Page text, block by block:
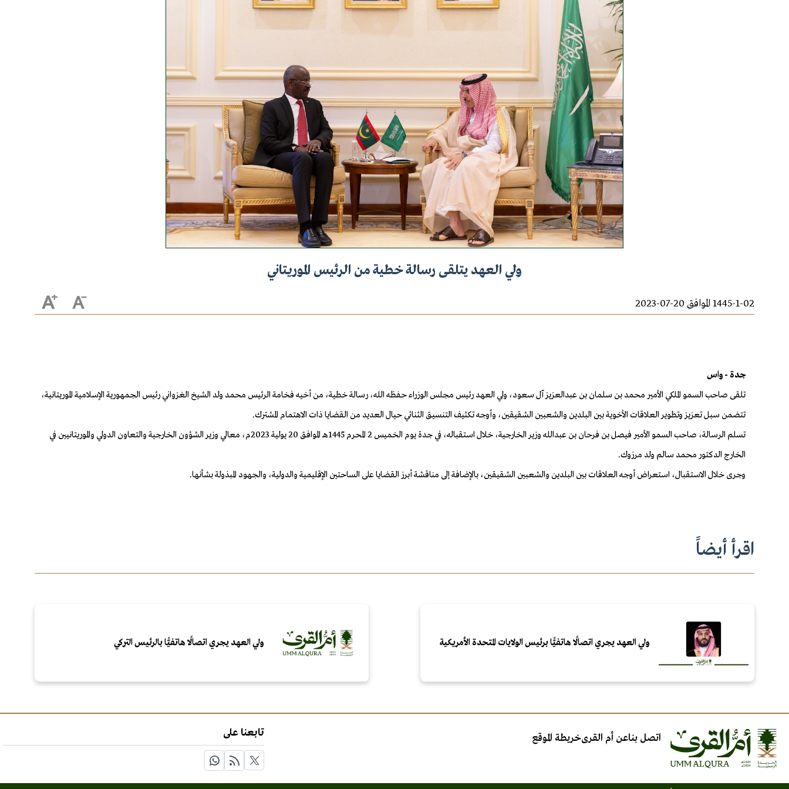
ولي العهد يتلقى رسالة خطية من الرئيس الموريتاني
1445-1-02 الموافق 20-07-2023
جدة - واس
تلقى صاحب السمو الملكي الأمير محمد بن سلمان بن عبدالعزيز آل سعود، ولي العهد رئيس مجلس الوزراء حفظه الله، رسالة خطية، من أخيه فخامة الرئيس محمد ولد الشيخ الغزواني رئيس الجمهورية الإسلامية الموريتانية،
تتضمن سبل تعزيز وتطوير العلاقات الأخوية بين البلدين والشعبين الشقيقين، وأوجه تكثيف التنسيق الثنائي حيال العديد من القضايا ذات الاهتمام المشترك.
تسلم الرسالة، صاحب السمو الأمير فيصل بن فرحان بن عبدالله وزير الخارجية، خلال استقباله، في جدة يوم الخميس 2 المحرم 1445هـ الموافق 20 يولية 2023م، معالي وزير الشؤون الخارجية والتعاون الدولي والموريتانيين في
الخارج الدكتور محمد سالم ولد مرزوك.
وجرى خلال الاستقبال، استعراض أوجه العلاقات بين البلدين والشعبين الشقيقين، بالإضافة إلى مناقشة أبرز القضايا على الساحتين الإقليمية والدولية، والجهود المبذولة بشأنها.
اقرأ أيضاً
ولي العهد يجري اتصالًا هاتفيًّا برئيس الولايات المتحدة الأمريكية ولي العهد يجري اتصالًا هاتفيًّا بالرئيس التركي
اتصل بناعن أم القرىخريطة الموقع تابعنا على